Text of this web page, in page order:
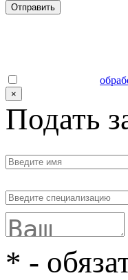
Отправить
×
Подать
* -